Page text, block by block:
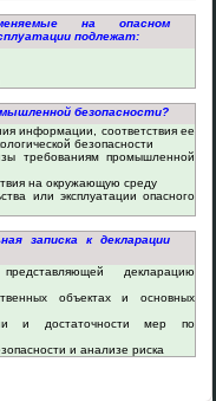
на опасном
подлежат:
безопасности?
информации, соответствия ее
безопасности
требованиям промышленной
на окружающую среду
или эксплуатации опасного
записка к декларации
декларацию
объектах и основных
и достаточности мер по
и анализе риска